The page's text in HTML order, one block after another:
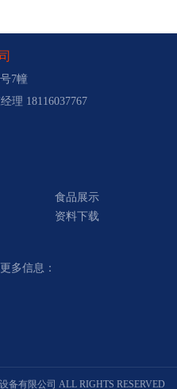
7幢
理 18116037767
食品展示
资料下载
多信息：
备有限公司 ALL RIGHTS RESERVED